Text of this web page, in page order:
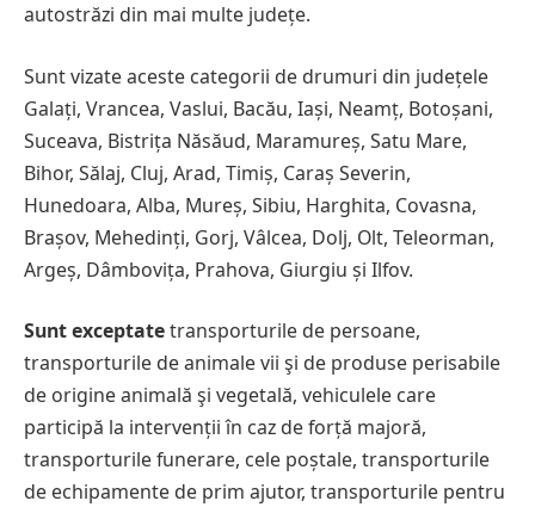
autostrăzi din mai multe județe.
Sunt vizate aceste categorii de drumuri din județele
Galați, Vrancea, Vaslui, Bacău, Iași, Neamț, Botoșani,
Suceava, Bistrița Năsăud, Maramureș, Satu Mare,
Bihor, Sălaj, Cluj, Arad, Timiș, Caraș Severin,
Hunedoara, Alba, Mureș, Sibiu, Harghita, Covasna,
Brașov, Mehedinți, Gorj, Vâlcea, Dolj, Olt, Teleorman,
Argeș, Dâmbovița, Prahova, Giurgiu și Ilfov.
Sunt exceptatetransporturile de persoane,
transporturile de animale vii şi de produse perisabile
de origine animală şi vegetală, vehiculele care
participă la intervenții în caz de forță majoră,
transporturile funerare, cele poștale, transporturile
de echipamente de prim ajutor, transporturile pentru